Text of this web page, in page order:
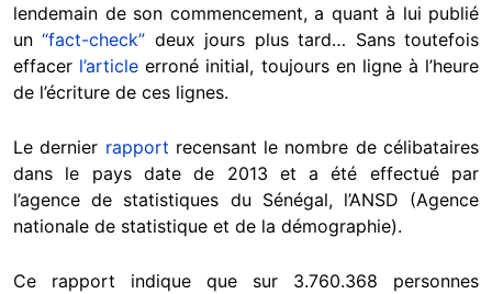
lendemain de son commencement, a quant à lui publié
un“fact-check” deux jours plus tard… Sans toutefois
effacer l’article erroné initial, toujours en ligne à l’heure
de l’écriture de ces lignes.
Le dernier rapport recensant le nombre de célibataires
dans le pays date de 2013 et a été effectué par
l’agence de statistiques du Sénégal, l’ANSD (Agence
nationale de statistique et de la démographie).
Ce rapport indique que sur 3.760.368 personnes